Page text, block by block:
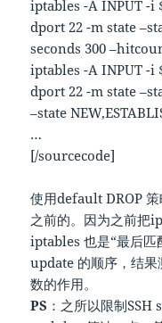
iptables -A INPUT -i
dport 22 -m state
seconds 300
iptables -A INPUT -i
dport 22 -m state
–state
…
[/sourcecode]
使用default DROP
之前的。因为之前把
iptables 也是“最后匹
update 的顺序，结果
数的作用。
PS ：之所以限制